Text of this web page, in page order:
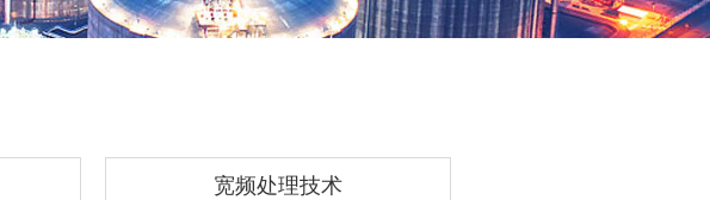
宽频处理技术